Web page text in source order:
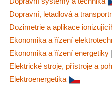
Dopravní, letadlová a
Dozimetrie a aplikace
Ekonomika a řízení
Ekonomika a řízení energetiky
Elektrické stroje, přístroje a
Elektroenergetika